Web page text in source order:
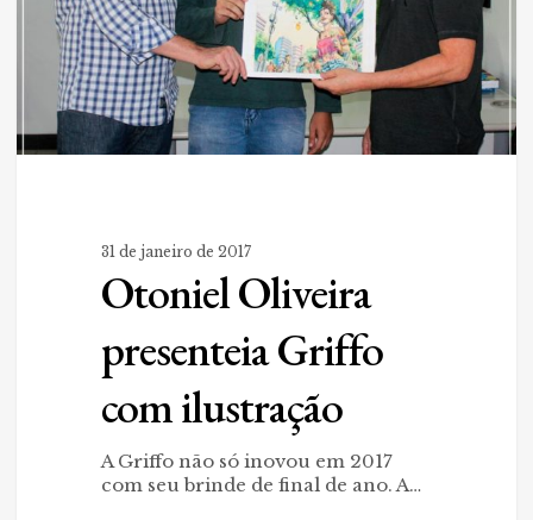
31 de janeiro de 2017
Otoniel Oliveira
presenteia Griffo
com ilustração
A Griffo não só inovou em 2017
com seu brinde de final de ano. A…